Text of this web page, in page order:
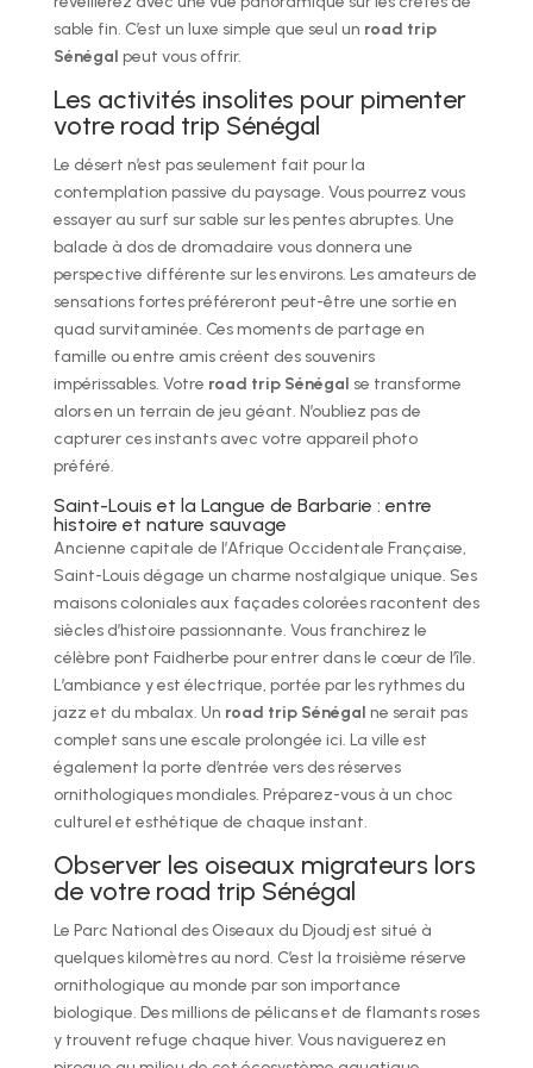
sable fin. C’est un luxe simple que seul un road trip
Sénégal peut vous offrir.
Les activités insolites pour pimenter
votre road trip Sénégal
Le désert n’est pas seulement fait pour la
contemplation passive du paysage. Vous pourrez vous
essayer au surf sur sable sur les pentes abruptes. Une
balade à dos de dromadaire vous donnera une
perspective différente sur les environs. Les amateurs de
sensations fortes préféreront peut-être une sortie en
quad survitaminée. Ces moments de partage en
famille ou entre amis créent des souvenirs
impérissables. Votre road trip Sénégal se transforme
alors en un terrain de jeu géant. N’oubliez pas de
capturer ces instants avec votre appareil photo
préféré.
Saint-Louis et la Langue de Barbarie : entre
histoire et nature sauvage
Ancienne capitale de l’Afrique Occidentale Française,
Saint-Louis dégage un charme nostalgique unique. Ses
maisons coloniales aux façades colorées racontent des
siècles d’histoire passionnante. Vous franchirez le
célèbre pont Faidherbe pour entrer dans le cœur de l’île.
L’ambiance y est électrique, portée par les rythmes du
jazz et du mbalax. Un road trip Sénégal ne serait pas
complet sans une escale prolongée ici. La ville est
également la porte d’entrée vers des réserves
ornithologiques mondiales. Préparez-vous à un choc
culturel et esthétique de chaque instant.
Observer les oiseaux migrateurs lors
de votre road trip Sénégal
Le Parc National des Oiseaux du Djoudj est situé à
quelques kilomètres au nord. C’est la troisième réserve
ornithologique au monde par son importance
biologique. Des millions de pélicans et de flamants roses
y trouvent refuge chaque hiver. Vous naviguerez en